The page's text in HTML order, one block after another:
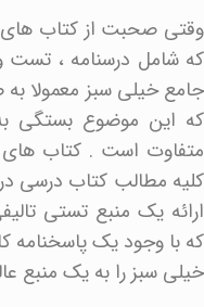
وقتی صحبت از کتاب های
که شامل درسنامه ، تست
جامع خیلی سبز معمولا
که این موضوع بستگی
متفاوت است . کتاب
کلیه مطالب کتاب درسی
ارائه یک منبع تستی
که با وجود یک
خیلی سبز را به یک منبع